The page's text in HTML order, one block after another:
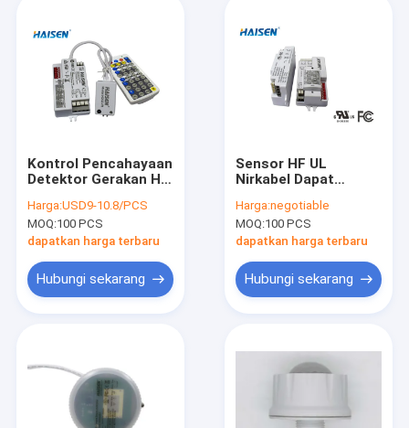
Produk
Video
Kontrol Pencahayaan
Detektor Gerakan HF
Desain Ramping
Ringkas
Harga:USD9-10.8/PCS
MOQ:100 PCS
dapatkan harga terbaru
Hubungi sekarang
Sensor HF UL
Nirkabel Dapat
Derajat Sudut
Deteksi 150 Derajat
Harga:negotiable
MOQ:100 PCS
dapatkan harga terbaru
Hubungi sekarang